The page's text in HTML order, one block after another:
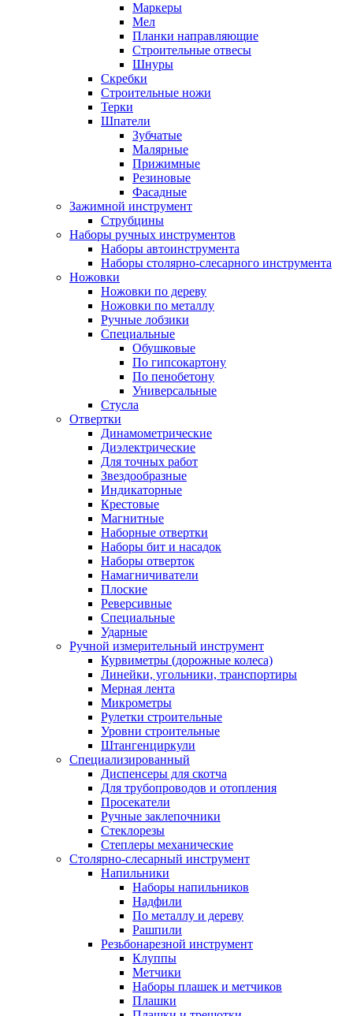
Маркеры
Мел
Планки направляющие
Строительные отвесы
Шнуры
Скребки
Строительные ножи
Терки
Шпатели
Зубчатые
Малярные
Прижимные
Резиновые
Фасадные
Зажимной инструмент
Струбцины
Наборы ручных инструментов
Наборы автоинструмента
Наборы столярно-слесарного инструмента
Ножовки
Ножовки по дереву
Ножовки по металлу
Ручные лобзики
Специальные
Обушковые
По гипсокартону
По пенобетону
Универсальные
Стусла
Отвертки
Динамометрические
Диэлектрические
Для точных работ
Звездообразные
Индикаторные
Крестовые
Магнитные
Наборные отвертки
Наборы бит и насадок
Наборы отверток
Намагничиватели
Плоские
Реверсивные
Специальные
Ударные
Ручной измерительный инструмент
Курвиметры (дорожные колеса)
Линейки, угольники, транспортиры
Мерная лента
Микрометры
Рулетки строительные
Уровни строительные
Штангенциркули
Специализированный
Диспенсеры для скотча
Для трубопроводов и отопления
Просекатели
Ручные заклепочники
Стеклорезы
Степлеры механические
Столярно-слесарный инструмент
Напильники
Наборы напильников
Надфили
По металлу и дереву
Рашпили
Резьбонарезной инструмент
Клуппы
Метчики
Наборы плашек и метчиков
Плашки